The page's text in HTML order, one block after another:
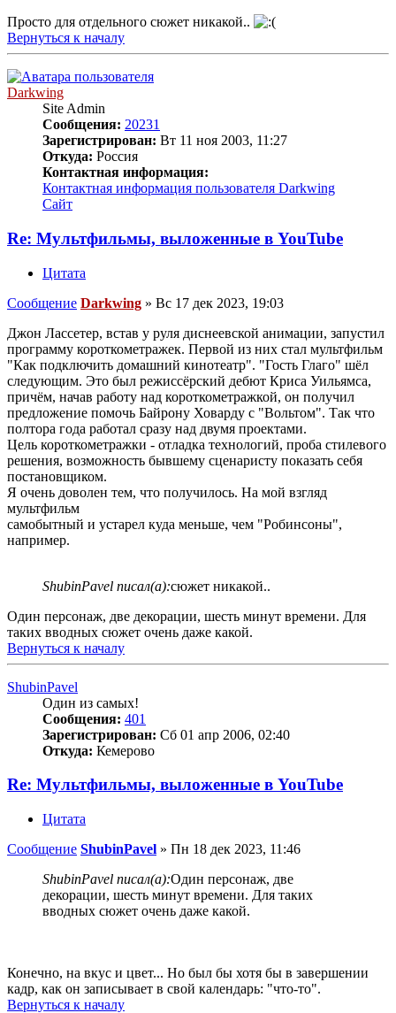
Просто для отдельного сюжет никакой..
Вернуться к началу
Darkwing
Site Admin
Сообщения: 20231
Зарегистрирован: Вт 11 ноя 2003, 11:27
Откуда: Россия
Контактная информация:
Контактная информация пользователя Darkwing
Сайт
Re: Мультфильмы, выложенные в YouTube
Цитата
Сообщение Darkwing » Вс 17 дек 2023, 19:03
Джон Лассетер, встав у руля диснеевской анимации, запустил
программу короткометражек. Первой из них стал мультфильм
"Как подключить домашний кинотеатр". "Гость Глаго" шёл
следующим. Это был режиссёрский дебют Криса Уильямса,
причём, начав работу над короткометражкой, он получил
предложение помочь Байрону Ховарду с "Вольтом". Так что
полтора года работал сразу над двумя проектами.
Цель короткометражки - отладка технологий, проба стилевого
решения, возможность бывшему сценаристу показать себя
постановщиком.
Я очень доволен тем, что получилось. На мой взгляд
мультфильм
самобытный и устарел куда меньше, чем "Робинсоны",
например.
ShubinPavel писал(а):сюжет никакой..
Один персонаж, две декорации, шесть минут времени. Для
таких вводных сюжет очень даже какой.
Вернуться к началу
ShubinPavel
Один из самых!
Сообщения: 401
Зарегистрирован: Сб 01 апр 2006, 02:40
Откуда: Кемерово
Re: Мультфильмы, выложенные в YouTube
Цитата
Сообщение ShubinPavel » Пн 18 дек 2023, 11:46
ShubinPavel писал(а):Один персонаж, две
декорации, шесть минут времени. Для таких
вводных сюжет очень даже какой.
Конечно, на вкус и цвет... Но был бы хотя бы в завершении
кадр, как он записывает в свой календарь: "что-то".
Вернуться к началу